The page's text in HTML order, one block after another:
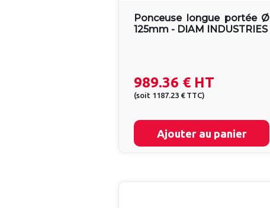
Ponceuse longue portée Ø
125mm - DIAM INDUSTRIES
989.36 € HT
(soit 1187.23 € TTC)
Ajouter au panier